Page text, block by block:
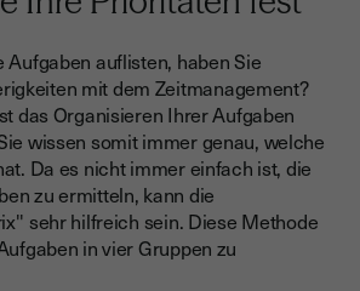
Aufgaben auflisten, haben Sie
mit dem Zeitmanagement?
das Organisieren Ihrer Aufgaben
wissen somit immer genau, welche
Da es nicht immer einfach ist, die
zu ermitteln, kann die
sehr hilfreich sein. Diese Methode
in vier Gruppen zu